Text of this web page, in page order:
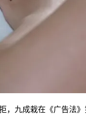
，九成栽在《广告法